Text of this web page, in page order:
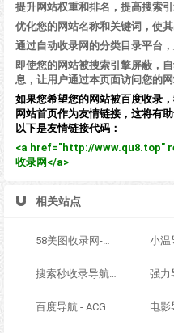
提升网站权重和排名，提高搜索引
优化您的网站名称和关键词，使
通过自动收录网的分类目录平台
即使您的网站被搜索引擎屏蔽，
息，让用户通过本页面访问您的网
如果您希望您的网站被百度收录
网站首页作为友情链接，这将有
以下是友情链接代码：
<a href="http://www.qu8.top"
收录网</a>
相关站点
58美图收录网-自动收录网站-流量交换-自动链 小温导航网 - 资源网址导航
搜索秒收录导航 - ACG萌次元丨ACG导航网丨二次元导航丨资源网导航丨福利网址导航 - SS秒收录导航网 强力导航-免费
百度导航 - ACG萌次元丨ACG导航网丨二次元导航丨资源网导航丨福利网址导航 - BaiDu导航 电影导航网-影视